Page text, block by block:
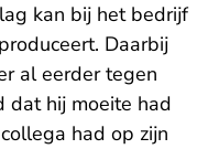
kan bij het bedrijf
Daarbij
al eerder tegen
dat hij moeite had
had op zijn